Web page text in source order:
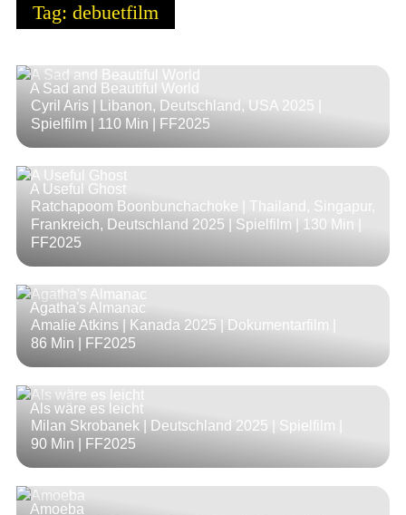
Tag: debuetfilm
A Sad and Beautiful World
Cyril Aris | Libanon, Deutschland, USA 2025 |
Spielfilm | 110 Min | FF2025
A Useful Ghost
Ratchapoom Boonbunchachoke | Thailand, Singapur,
Frankreich, Deutschland 2025 | Spielfilm |
130 Min
FF2025
Agatha's Almanac
Amalie Atkins | Kanada 2025 | Dokumentarfilm |
86 Min | FF2025
Als wäre es leicht
Milan Skrobanek | Deutschland 2025 | Spielfilm |
90 Min | FF2025
Amoeba